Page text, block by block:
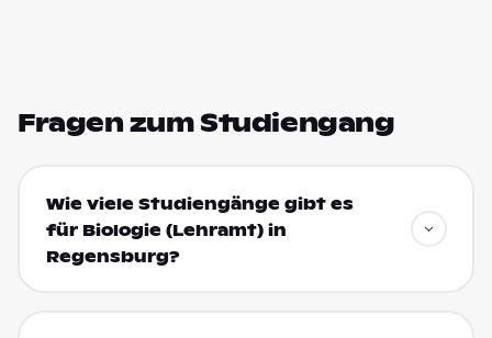
Fragen zum Studiengang
Wie viele Studiengänge gibt es
für Biologie (Lehramt) in
Regensburg?